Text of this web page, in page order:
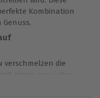
Kombination
verschmelzen die
einem exquisiten
interpretiert,